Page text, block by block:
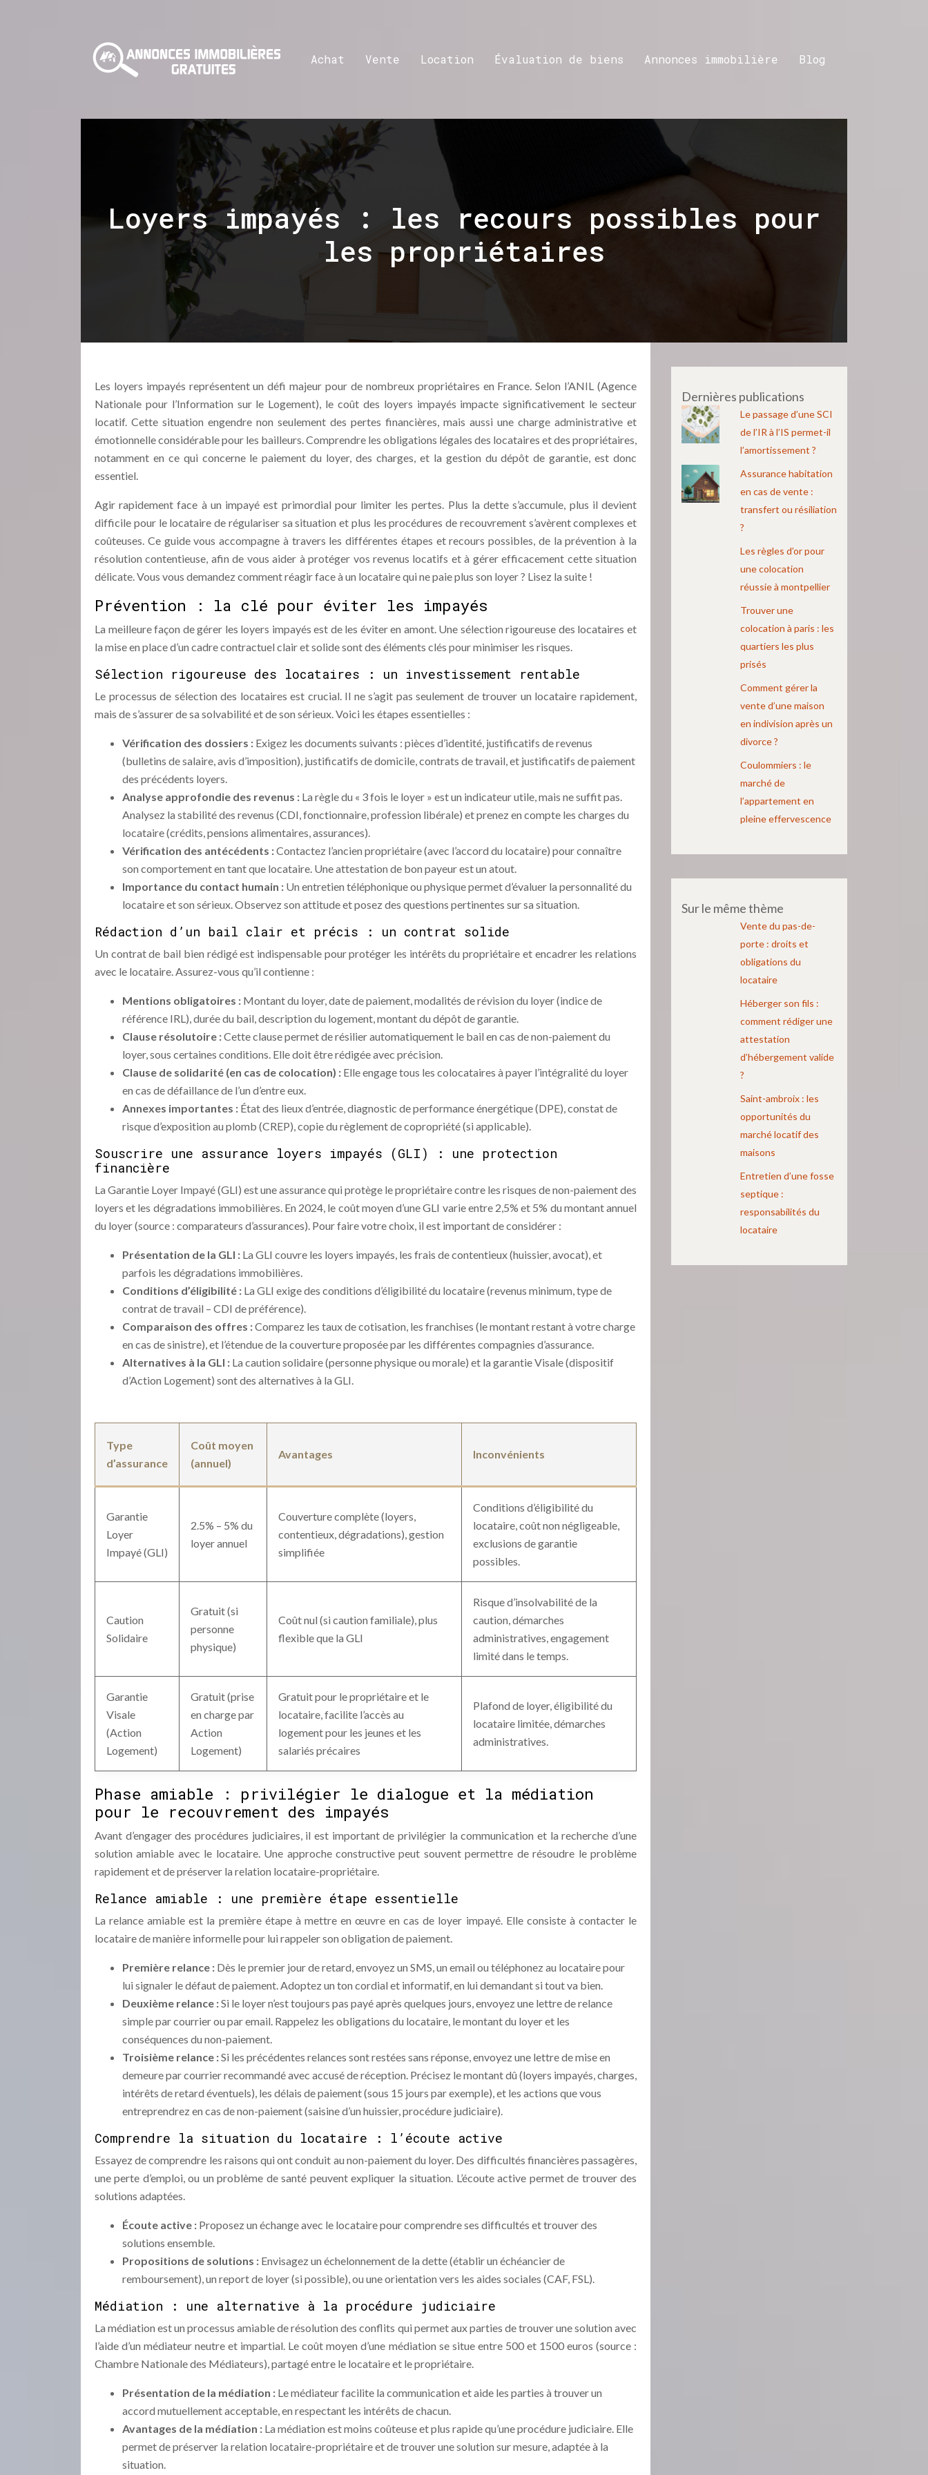
Achat Vente Location Évaluation de biens Annonces immobilière Blog
Loyers impayés : les recours possibles pour
les propriétaires
Les loyers impayés représentent un défi majeur pour de nombreux propriétaires en France. Selon l’ANIL (Agence
Nationale pour l’Information sur le Logement), le coût des loyers impayés impacte significativement le secteur
locatif. Cette situation engendre non seulement des pertes financières, mais aussi une charge administrative et
émotionnelle considérable pour les bailleurs. Comprendre les obligations légales des locataires et des propriétaires,
notamment en ce qui concerne le paiement du loyer, des charges, et la gestion du dépôt de garantie, est donc
essentiel.
Agir rapidement face à un impayé est primordial pour limiter les pertes. Plus la dette s’accumule, plus il devient
difficile pour le locataire de régulariser sa situation et plus les procédures de recouvrement s’avèrent complexes et
coûteuses. Ce guide vous accompagne à travers les différentes étapes et recours possibles, de la prévention à la
résolution contentieuse, afin de vous aider à protéger vos revenus locatifs et à gérer efficacement cette situation
délicate. Vous vous demandez comment réagir face à un locataire qui ne paie plus son loyer ? Lisez la suite !
Prévention : la clé pour éviter les impayés
La meilleure façon de gérer les loyers impayés est de les éviter en amont. Une sélection rigoureuse des locataires et
la mise en place d’un cadre contractuel clair et solide sont des éléments clés pour minimiser les risques.
Sélection rigoureuse des locataires : un investissement rentable
Le processus de sélection des locataires est crucial. Il ne s’agit pas seulement de trouver un locataire rapidement,
mais de s’assurer de sa solvabilité et de son sérieux. Voici les étapes essentielles :
Vérification des dossiers : Exigez les documents suivants : pièces d’identité, justificatifs de revenus
(bulletins de salaire, avis d’imposition), justificatifs de domicile, contrats de travail, et justificatifs de paiement
des précédents loyers.
Analyse approfondie des revenus : La règle du « 3 fois le loyer » est un indicateur utile, mais ne suffit pas.
Analysez la stabilité des revenus (CDI, fonctionnaire, profession libérale) et prenez en compte les charges du
locataire (crédits, pensions alimentaires, assurances).
Vérification des antécédents :Contactez l’ancien propriétaire (avec l’accord du locataire) pour connaître
son comportement en tant que locataire. Une attestation de bon payeur est un atout.
Importance du contact humain : Un entretien téléphonique ou physique permet d’évaluer la personnalité du
locataire et son sérieux. Observez son attitude et posez des questions pertinentes sur sa situation.
Rédaction d’un bail clair et précis : un contrat solide
Un contrat de bail bien rédigé est indispensable pour protéger les intérêts du propriétaire et encadrer les relations
avec le locataire. Assurez-vous qu’il contienne :
Mentions obligatoires : Montant du loyer, date de paiement, modalités de révision du loyer (indice de
référence IRL), durée du bail, description du logement, montant du dépôt de garantie.
Clause résolutoire :Cette clause permet de résilier automatiquement le bail en cas de non-paiement du
loyer, sous certaines conditions. Elle doit être rédigée avec précision.
Clause de solidarité (en cas de colocation) : Elle engage tous les colocataires à payer l’intégralité du loyer
en cas de défaillance de l’un d’entre eux.
Annexes importantes : État des lieux d’entrée, diagnostic de performance énergétique (DPE), constat de
risque d’exposition au plomb (CREP), copie du règlement de copropriété (si applicable).
Souscrire une assurance loyers impayés (GLI) : une protection
financière
La Garantie Loyer Impayé (GLI) est une assurance qui protège le propriétaire contre les risques de non-paiement des
loyers et les dégradations immobilières. En 2024, le coût moyen d’une GLI varie entre 2,5% et 5% du montant annuel
du loyer (source : comparateurs d’assurances). Pour faire votre choix, il est important de considérer :
Présentation de la GLI : La GLI couvre les loyers impayés, les frais de contentieux (huissier, avocat), et
parfois les dégradations immobilières.
Conditions d’éligibilité : La GLI exige des conditions d’éligibilité du locataire (revenus minimum, type de
contrat de travail – CDI de préférence).
Comparaison des offres :Comparez les taux de cotisation, les franchises (le montant restant à votre charge
en cas de sinistre), et l’étendue de la couverture proposée par les différentes compagnies d’assurance.
Alternatives à la GLI : La caution solidaire (personne physique ou morale) et la garantie Visale (dispositif
d’Action Logement) sont des alternatives à la GLI.
Type
d’assurance
Coût moyen
(annuel)
Avantages Inconvénients
Garantie
Loyer
Impayé (GLI)
2.5% – 5% du
loyer annuel
Couverture complète (loyers,
contentieux, dégradations), gestion
simplifiée
Conditions d’éligibilité du
locataire, coût non négligeable,
exclusions de garantie
possibles.
Caution
Solidaire
Gratuit (si
personne
physique)
Coût nul (si caution familiale), plus
flexible que la GLI
Risque d’insolvabilité de la
caution, démarches
administratives, engagement
limité dans le temps.
Garantie
Visale
(Action
Logement)
Gratuit (prise
en charge par
Action
Logement)
Gratuit pour le propriétaire et le
locataire, facilite l’accès au
logement pour les jeunes et les
salariés précaires
Plafond de loyer, éligibilité du
locataire limitée, démarches
administratives.
Phase amiable : privilégier le dialogue et la médiation
pour le recouvrement des impayés
Avant d’engager des procédures judiciaires, il est important de privilégier la communication et la recherche d’une
solution amiable avec le locataire. Une approche constructive peut souvent permettre de résoudre le problème
rapidement et de préserver la relation locataire-propriétaire.
Relance amiable : une première étape essentielle
La relance amiable est la première étape à mettre en œuvre en cas de loyer impayé. Elle consiste à contacter le
locataire de manière informelle pour lui rappeler son obligation de paiement.
Première relance : Dès le premier jour de retard, envoyez un SMS, un email ou téléphonez au locataire pour
lui signaler le défaut de paiement. Adoptez un ton cordial et informatif, en lui demandant si tout va bien.
Deuxième relance :Si le loyer n’est toujours pas payé après quelques jours, envoyez une lettre de relance
simple par courrier ou par email. Rappelez les obligations du locataire, le montant du loyer et les
conséquences du non-paiement.
Troisième relance :Si les précédentes relances sont restées sans réponse, envoyez une lettre de mise en
demeure par courrier recommandé avec accusé de réception. Précisez le montant dû (loyers impayés, charges,
intérêts de retard éventuels), les délais de paiement (sous 15 jours par exemple), et les actions que vous
entreprendrez en cas de non-paiement (saisine d’un huissier, procédure judiciaire).
Comprendre la situation du locataire : l’écoute active
Essayez de comprendre les raisons qui ont conduit au non-paiement du loyer. Des difficultés financières passagères,
une perte d’emploi, ou un problème de santé peuvent expliquer la situation. L’écoute active permet de trouver des
solutions adaptées.
Écoute active : Proposez un échange avec le locataire pour comprendre ses difficultés et trouver des
solutions ensemble.
Propositions de solutions : Envisagez un échelonnement de la dette (établir un échéancier de
remboursement), un report de loyer (si possible), ou une orientation vers les aides sociales (CAF, FSL).
Médiation : une alternative à la procédure judiciaire
La médiation est un processus amiable de résolution des conflits qui permet aux parties de trouver une solution avec
l’aide d’un médiateur neutre et impartial. Le coût moyen d’une médiation se situe entre 500 et 1500 euros (source :
Chambre Nationale des Médiateurs), partagé entre le locataire et le propriétaire.
Présentation de la médiation : Le médiateur facilite la communication et aide les parties à trouver un
accord mutuellement acceptable, en respectant les intérêts de chacun.
Avantages de la médiation : La médiation est moins coûteuse et plus rapide qu’une procédure judiciaire. Elle
permet de préserver la relation locataire-propriétaire et de trouver une solution sur mesure, adaptée à la
situation.
Dernières publications
Le passage d’une SCI
de l’IR à l’IS permet-il
l’amortissement ?
Assurance habitation
en cas de vente :
transfert ou résiliation
?
Les règles d’or pour
une colocation
réussie à montpellier
Trouver une
colocation à paris : les
quartiers les plus
prisés
Comment gérer la
vente d’une maison
en indivision après un
divorce ?
Coulommiers : le
marché de
l’appartement en
pleine effervescence
Sur le même thème
Vente du pas-de-
porte : droits et
obligations du
locataire
Héberger son fils :
comment rédiger une
attestation
d’hébergement valide
?
Saint-ambroix : les
opportunités du
marché locatif des
maisons
Entretien d’une fosse
septique :
responsabilités du
locataire